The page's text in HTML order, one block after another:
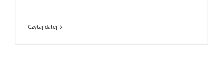
Czytaj dalej